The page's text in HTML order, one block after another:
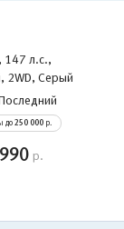
147 л.с.,
2WD, Серый
до 250 000 р.
р.